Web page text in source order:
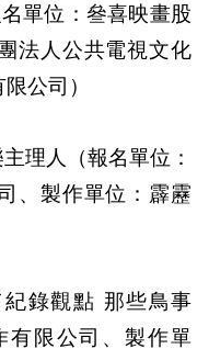
單位：叄喜映畫股
法人公共電視文化
公司）
理人（報名單位：
、製作單位：霹靂
錄觀點 那些鳥事
有限公司、製作單